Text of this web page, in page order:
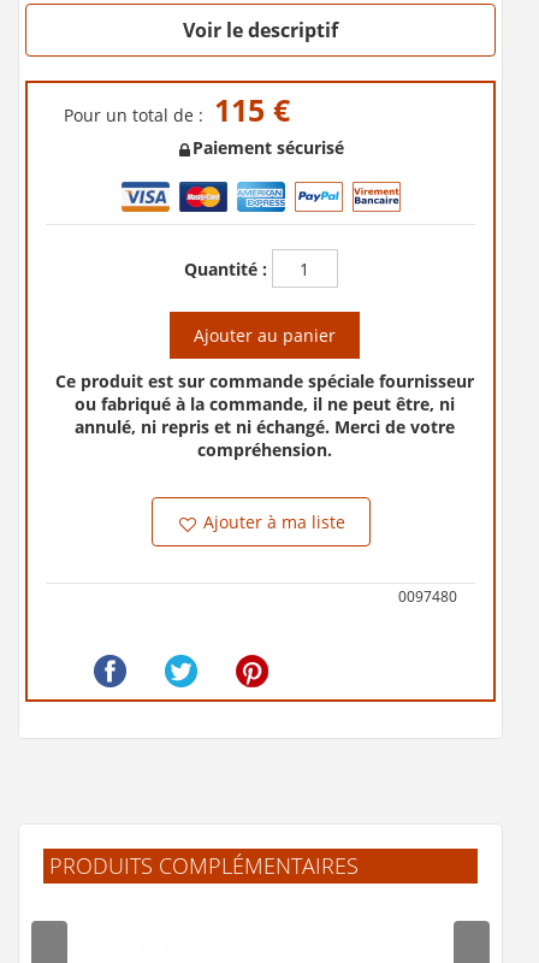
Voir le descriptif
Pour un total de : 115 €
Paiement sécurisé
Quantité :
Ajouter au panier
Ce produit est sur commande spéciale fournisseur
ou fabriqué à la commande, il ne peut être, ni
annulé, ni repris et ni échangé. Merci de votre
compréhension.
Ajouter à ma liste
0097480
PRODUITS COMPLÉMENTAIRES